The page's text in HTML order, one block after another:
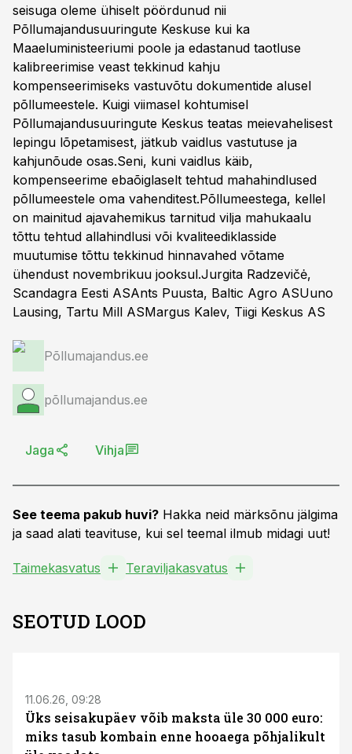
seisuga oleme ühiselt pöördunud nii
Põllumajandusuuringute Keskuse kui ka
Maaeluministeeriumi poole ja edastanud taotluse
kalibreerimise veast tekkinud kahju
kompenseerimiseks vastuvõtu dokumentide alusel
põllumeestele. Kuigi viimasel kohtumisel
Põllumajandusuuringute Keskus teatas meievahelisest
lepingu lõpetamisest, jätkub vaidlus vastutuse ja
kahjunõude osas.Seni, kuni vaidlus käib,
kompenseerime ebaõiglaselt tehtud mahahindlused
põllumeestele oma vahenditest.Põllumeestega, kellel
on mainitud ajavahemikus tarnitud vilja mahukaalu
tõttu tehtud allahindlusi või kvaliteediklasside
muutumise tõttu tekkinud hinnavahed võtame
ühendust novembrikuu jooksul.Jurgita Radzevičė,
Scandagra Eesti ASAnts Puusta, Baltic Agro ASUuno
Lausing, Tartu Mill ASMargus Kalev, Tiigi Keskus AS
Põllumajandus.ee
põllumajandus.ee
Jaga Vihja
See teema pakub huvi? Hakka neid märksõnu jälgima
ja saad alati teavituse, kui sel teemal ilmub midagi uut!
Taimekasvatus Teraviljakasvatus
SEOTUD LOOD
11.06.26, 09:28
Üks seisakupäev võib maksta üle 30 000 euro:
miks tasub kombain enne hooaega põhjalikult